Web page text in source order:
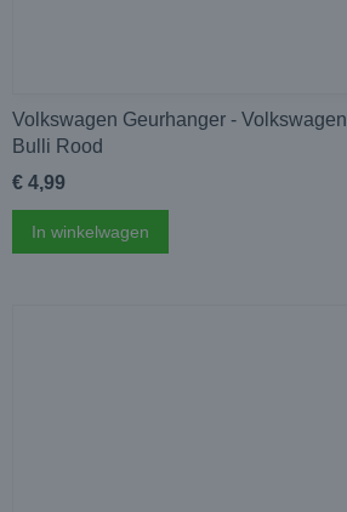
Volkswagen Geurhanger - Volkswagen
Bulli Rood
€ 4,99
In winkelwagen